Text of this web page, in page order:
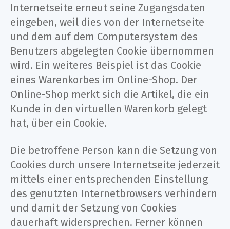
Internetseite erneut seine Zugangsdaten
eingeben, weil dies von der Internetseite
und dem auf dem Computersystem des
Benutzers abgelegten Cookie übernommen
wird. Ein weiteres Beispiel ist das Cookie
eines Warenkorbes im Online-Shop. Der
Online-Shop merkt sich die Artikel, die ein
Kunde in den virtuellen Warenkorb gelegt
hat, über ein Cookie.
Die betroffene Person kann die Setzung von
Cookies durch unsere Internetseite jederzeit
mittels einer entsprechenden Einstellung
des genutzten Internetbrowsers verhindern
und damit der Setzung von Cookies
dauerhaft widersprechen. Ferner können